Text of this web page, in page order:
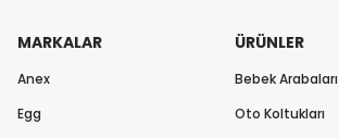
MARKALAR
Anex
Egg
ÜRÜNLER
Bebek Arabaları
Oto Koltukları